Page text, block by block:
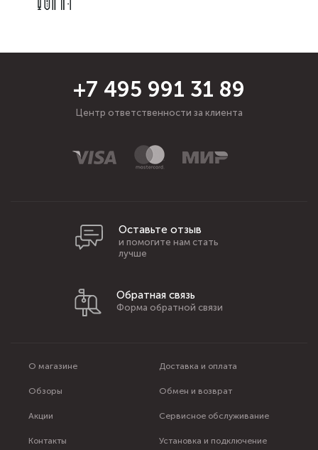
+7 495 991 31 89
Центр ответственности за клиента
О магазине Доставка и оплата
Обзоры Обмен и возврат
Акции Сервисное обслуживание
Контакты
Установка и подключение
Оставьте отзыв
и помогите нам стать
лучше
Обратная связь
Форма обратной связи